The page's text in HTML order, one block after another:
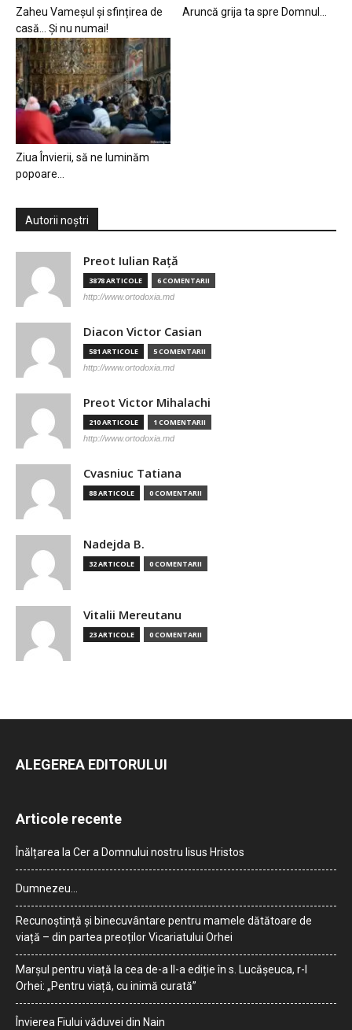
Zaheu Vameșul și sfințirea de
casă… Și nu numai!
Aruncă grija ta spre Domnul…
Ziua Învierii, să ne luminăm
popoare…
Autorii noștri
Preot Iulian Raţă
3878 ARTICOLE 6 COMENTARII
http://www.ortodoxia.md
Diacon Victor Casian
581 ARTICOLE 5 COMENTARII
http://www.ortodoxia.md
Preot Victor Mihalachi
210 ARTICOLE 1 COMENTARII
http://www.ortodoxia.md
Cvasniuc Tatiana
88 ARTICOLE 0 COMENTARII
Nadejda B.
32 ARTICOLE 0 COMENTARII
Vitalii Mereutanu
23 ARTICOLE 0 COMENTARII
ALEGEREA EDITORULUI
Articole recente
Înălțarea la Cer a Domnului nostru Iisus Hristos
Dumnezeu…
Recunoștință și binecuvântare pentru mamele dătătoare de
viață – din partea preoților Vicariatului Orhei
Marșul pentru viață la cea de-a II-a ediție în s. Lucășeuca, r-l
Orhei: „Pentru viață, cu inimă curată”
Învierea Fiului văduvei din Nain